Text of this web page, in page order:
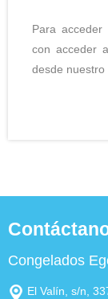
Para
con acceder
desde nuestro
Congelados
El Valín, s/n,